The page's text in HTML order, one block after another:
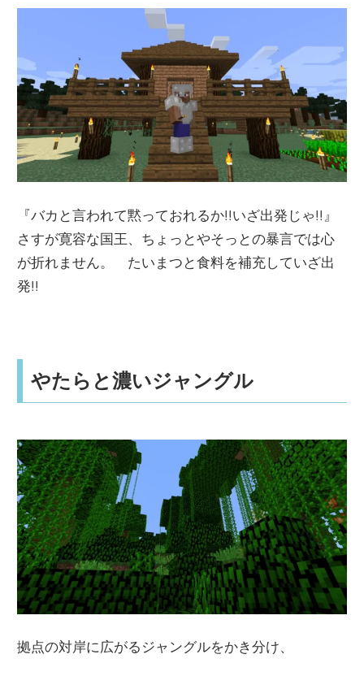
『バカと言われて黙っておれるか!!いざ出発じゃ!!』
さすが寛容な国王、ちょっとやそっとの暴言では心
が折れません。 たいまつと食料を補充していざ出
発!!
やたらと濃いジャングル
拠点の対岸に広がるジャングルをかき分け、